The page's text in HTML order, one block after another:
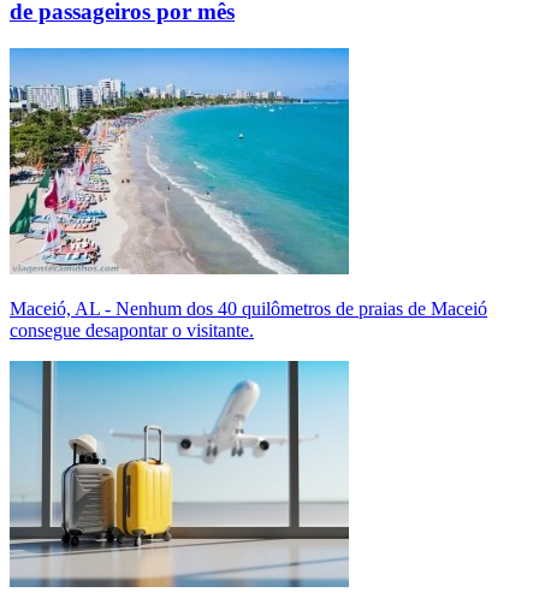
de passageiros por mês
Maceió, AL - Nenhum dos 40 quilômetros de praias de Maceió
consegue desapontar o visitante.